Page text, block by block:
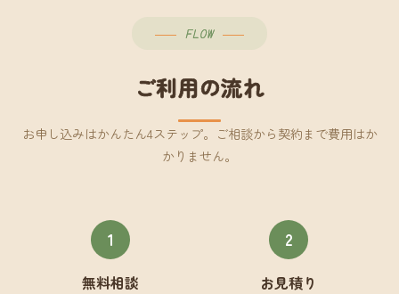
FLOW
ご利用の流れ
お申し込みはかんたん4ステップ。ご相談から契約まで費用はか
かりません。
1
無料相談
2
お見積り